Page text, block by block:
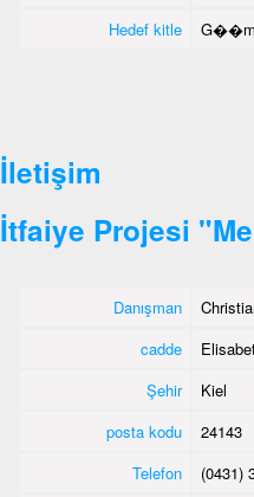
Hedef kitle
İletişim
İtfaiye Projesi
Danışman
cadde
Şehir
Kiel
posta kodu
24143
Telefon
(0431)